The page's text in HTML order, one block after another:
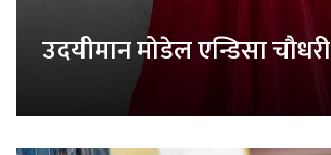
उदयीमान मोडेल एन्डिसा चौधरी